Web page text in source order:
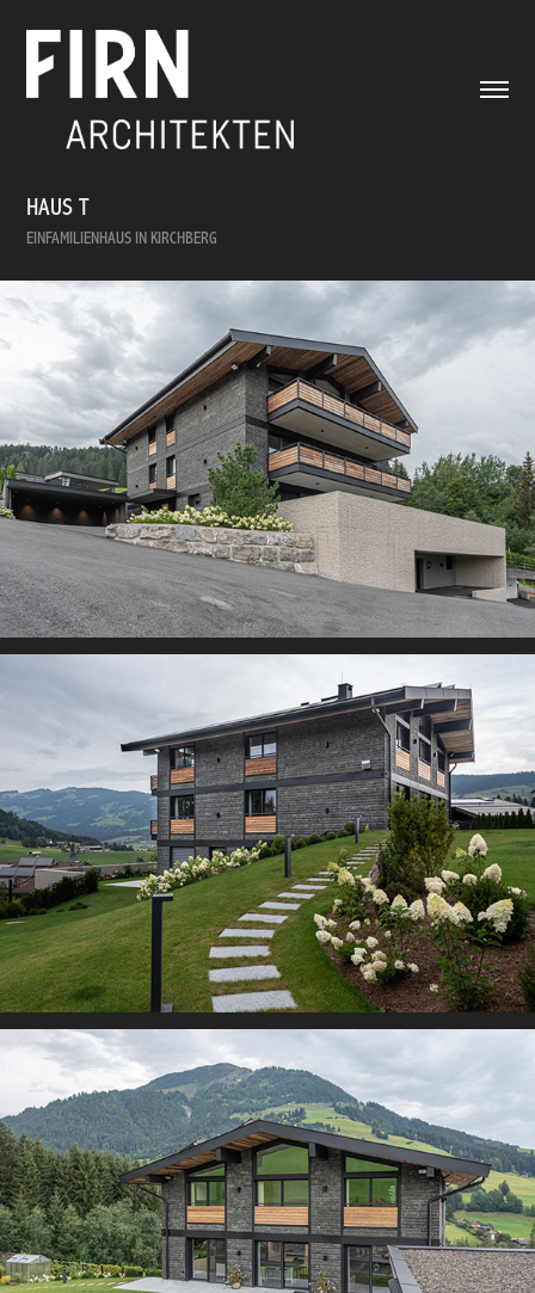
HAUS T
EINFAMILIENHAUS IN KIRCHBERG